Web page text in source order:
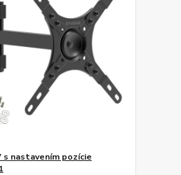
nastavením pozície